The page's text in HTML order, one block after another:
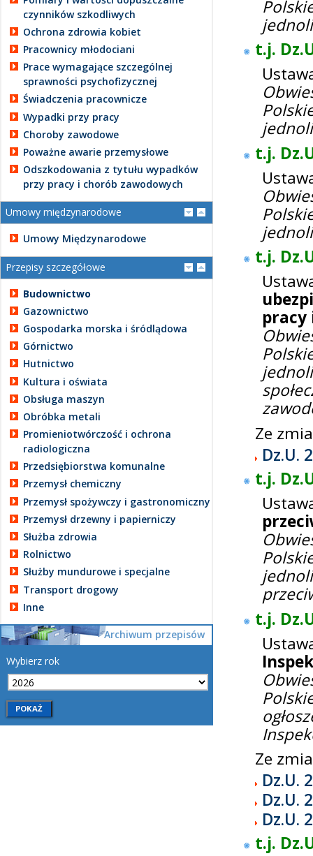
czynników szkodliwych
Ochrona zdrowia kobiet
Pracownicy młodociani
Prace wymagające szczególnej
sprawności psychofizycznej
Świadczenia pracownicze
Wypadki przy pracy
Choroby zawodowe
Poważne awarie przemysłowe
Odszkodowania z tytułu wypadków
przy pracy i chorób zawodowych
Umowy międzynarodowe
Umowy Międzynarodowe
Przepisy szczegółowe
Budownictwo
Gazownictwo
Gospodarka morska i śródlądowa
Górnictwo
Hutnictwo
Kultura i oświata
Obsługa maszyn
Obróbka metali
Promieniotwórczość i ochrona
radiologiczna
Przedsiębiorstwa komunalne
Przemysł chemiczny
Przemysł spożywczy i gastronomiczny
Przemysł drzewny i papierniczy
Służba zdrowia
Rolnictwo
Służby mundurowe i specjalne
Transport drogowy
Inne
Archiwum przepisów
Wybierz rok
t.j.
t.j.
t.j.
pracy
Ze
Dz.U.
t.j.
t.j.
Ze
Dz.U.
Dz.U.
Dz.U.
t.j.